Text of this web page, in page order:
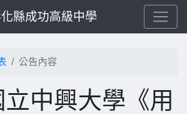
縣成功高級中學
公告內容
中興大學《用